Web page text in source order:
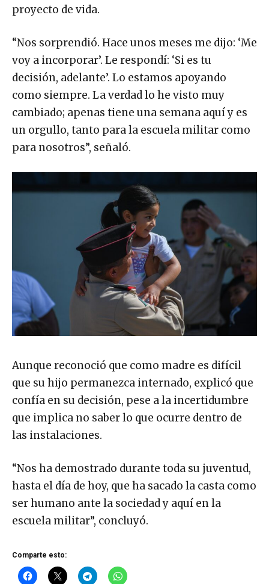
proyecto de vida.
“Nos sorprendió. Hace unos meses me dijo: ‘Me
voy a incorporar’. Le respondí: ‘Si es tu
decisión, adelante’. Lo estamos apoyando
como siempre. La verdad lo he visto muy
cambiado; apenas tiene una semana aquí y es
un orgullo, tanto para la escuela militar como
para nosotros”, señaló.
Aunque reconoció que como madre es difícil
que su hijo permanezca internado, explicó que
confía en su decisión, pese a la incertidumbre
que implica no saber lo que ocurre dentro de
las instalaciones.
“Nos ha demostrado durante toda su juventud,
hasta el día de hoy, que ha sacado la casta como
ser humano ante la sociedad y aquí en la
escuela militar”, concluyó.
Comparte esto: